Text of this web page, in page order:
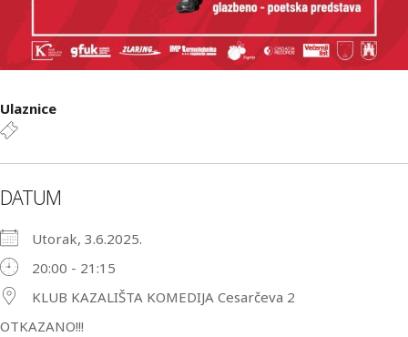
Ulaznice
DATUM
Utorak, 3.6.2025.
20:00 - 21:15
KLUB KAZALIŠTA KOMEDIJA Cesarčeva 2
OTKAZANO!!!